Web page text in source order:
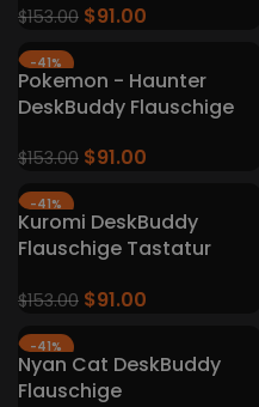
$153.00 $91.00
-41%
Pokemon - Haunter
DeskBuddy Flauschige
$153.00 $91.00
-41%
Kuromi DeskBuddy
Flauschige Tastatur
$153.00 $91.00
-41%
Nyan Cat DeskBuddy
Flauschige